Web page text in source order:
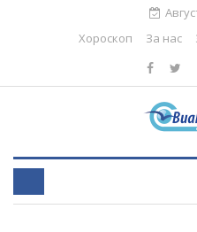
Хороскоп
За нас